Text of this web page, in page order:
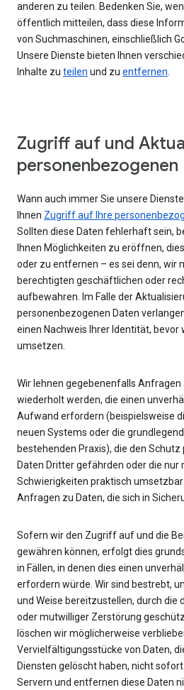
anderen zu teilen. Bedenken Sie,
öffentlich mitteilen, dass diese
von Suchmaschinen, einschließlich
Unsere Dienste bieten Ihnen
Inhalte zu teilen und zu entfernen.
Zugriff auf und
personenbezogenen
Wann auch immer Sie unsere
Ihnen Zugriff auf Ihre
Sollten diese Daten fehlerhaft sein,
Ihnen Möglichkeiten zu eröffnen,
oder zu entfernen – es sei denn, wir
berechtigten geschäftlichen oder
aufbewahren. Im Falle der
personenbezogenen Daten
einen Nachweis Ihrer Identität, bevor
umsetzen.
Wir lehnen gegebenenfalls
wiederholt werden, die einen
Aufwand erfordern (beispielsweise
neuen Systems oder die
bestehenden Praxis), die den
Daten Dritter gefährden oder die nur
Schwierigkeiten praktisch
Anfragen zu Daten, die sich in
Sofern wir den Zugriff auf und die
gewähren können, erfolgt dies
in Fällen, in denen dies einen
erfordern würde. Wir sind bestrebt,
und Weise bereitzustellen, durch die
oder mutwilliger Zerstörung
löschen wir möglicherweise
Vervielfältigungsstücke von Daten,
Diensten gelöscht haben, nicht
Servern und entfernen diese Daten